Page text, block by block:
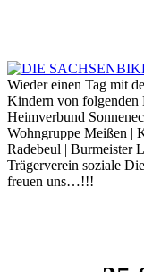
Wieder einen Tag mit
Kindern von folgenden
Heimverbund
Wohngruppe Meißen |
Radebeul | Burmeister
Trägerverein soziale
freuen uns…!!!